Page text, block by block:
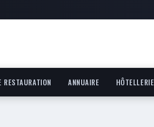
RESTAURATION ANNUAIRE HÔTELLERIE